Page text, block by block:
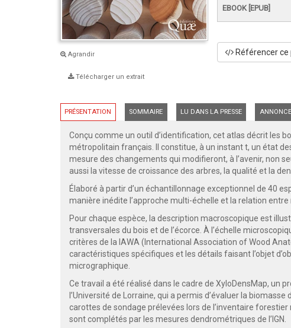
Agrandir
Télécharger un extrait
EBOOK [EPUB]
Référencer ce
PRÉSENTATION SOMMAIRE LU DANS LA PRESSE ANNONCE
Conçu comme un outil d’identification, cet atlas décrit les
métropolitain français. Il constitue, à un instant t, un état
mesure des changements qui modifieront, à l’avenir, non
aussi la vitesse de croissance des arbres, la qualité et la
Élaboré à partir d’un échantillonnage exceptionnel de 40
manière inédite l’approche multi-échelle et la relation
Pour chaque espèce, la description macroscopique est
transversales du bois et de l’écorce. À l’échelle
critères de la IAWA (International Association of Wood
caractéristiques spécifiques et les détails faisant l’objet
micrographique.
Ce travail a été réalisé dans le cadre de XyloDensMap, un
l’Université de Lorraine, qui a permis d’évaluer la
carottes de sondage prélevées lors de l’inventaire
sont complétés par les mesures dendrométriques de l’IGN.